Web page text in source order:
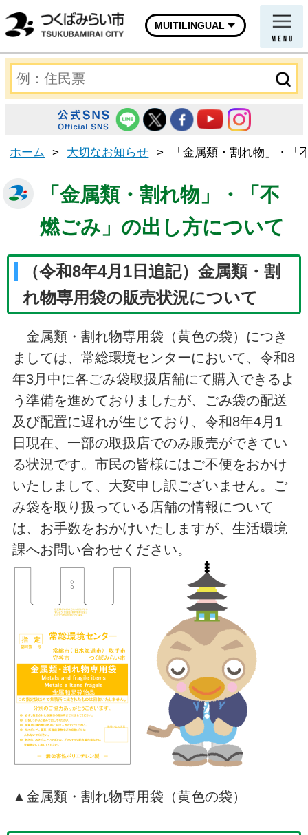
MUITILINGUAL
ホーム > 大切なお知らせ > 「金属類・割れ物」・
「金属類・割れ物」・「不
燃ごみ」の出し方について
（令和8年4月1日追記）金属類・割
れ物専用袋の販売状況について
金属類・割れ物専用袋（黄色の袋）につき
ましては、常総環境センターにおいて、令和8
年3月中に各ごみ袋取扱店舗にて購入できるよ
う準備を進めておりましたが、ごみ袋の配送
及び配置に遅れが生じており、令和8年4月1
日現在、一部の取扱店でのみ販売ができてい
る状況です。市民の皆様にはご不便をおかけ
いたしまして、大変申し訳ございません。ご
み袋を取り扱っている店舗の情報について
は、お手数をおかけいたしますが、生活環境
課へお問い合わせください。
▲金属類・割れ物専用袋（黄色の袋）